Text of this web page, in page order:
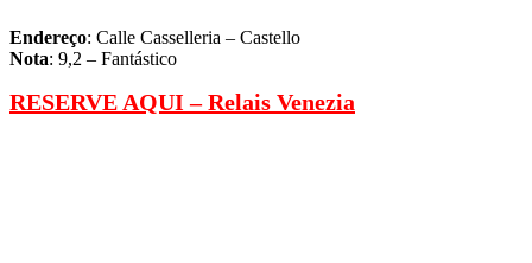
Endereço: Calle Casselleria – Castello
Nota: 9,2 – Fantástico
RESERVE AQUI –Relais Venezia